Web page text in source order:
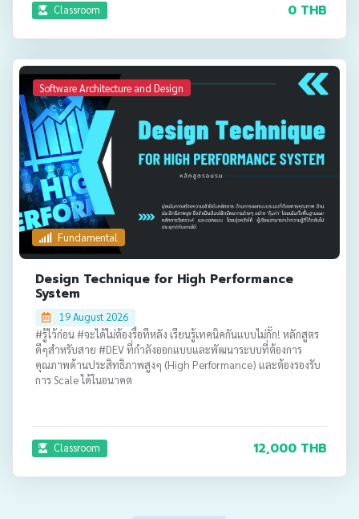
Classroom 0 THB
Software Architecture and Design
Fundamental
Design Technique for High Performance
System
19 August 2026
#รู้ไว้ก่อน #จะได้ไม่ต้องรื้อทีหลัง เรียนรู้เทคนิคกันแบบไม่กั๊ก! หลักสูตร
ดีๆสำหรับสาย #DEV ที่กำลังออกแบบและพัฒนาระบบที่ต้องการ
คุณภาพด้านประสิทธิภาพสูงๆ (High Performance) และต้องรองรับ
การ Scale ได้ในอนาคต
Classroom 12,000 THB